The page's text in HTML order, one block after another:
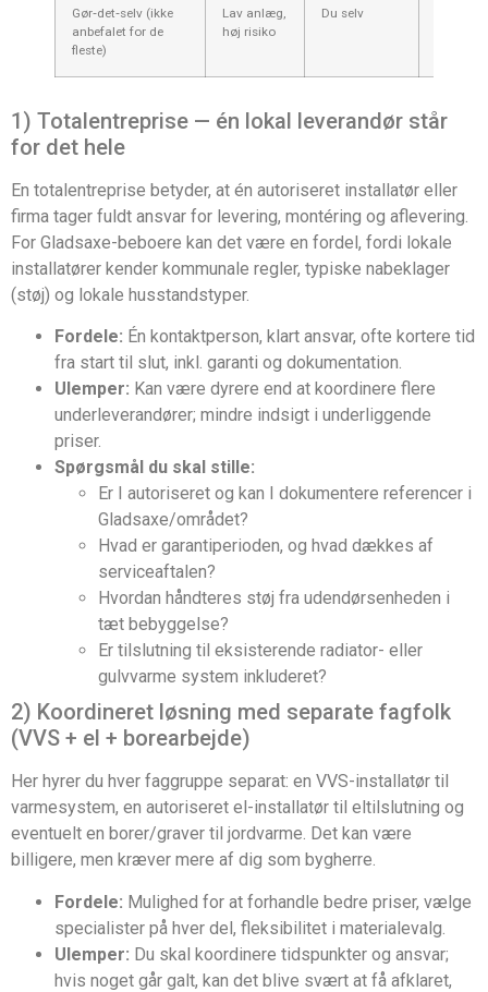
Gør‑det‑selv (ikke
anbefalet for de
fleste)
Lav anlæg,
høj risiko
Du selv
1) Totalentreprise — én lokal leverandør står
for det hele
En totalentreprise betyder, at én autoriseret installatør eller
firma tager fuldt ansvar for levering, montéring og aflevering.
For Gladsaxe-beboere kan det være en fordel, fordi lokale
installatører kender kommunale regler, typiske nabeklager
(støj) og lokale husstandstyper.
Fordele: Én kontaktperson, klart ansvar, ofte kortere tid
fra start til slut, inkl. garanti og dokumentation.
Ulemper: Kan være dyrere end at koordinere flere
underleverandører; mindre indsigt i underliggende
priser.
Spørgsmål du skal stille:
Er I autoriseret og kan I dokumentere referencer i
Gladsaxe/området?
Hvad er garantiperioden, og hvad dækkes af
serviceaftalen?
Hvordan håndteres støj fra udendørsenheden i
tæt bebyggelse?
Er tilslutning til eksisterende radiator- eller
gulvvarme system inkluderet?
2) Koordineret løsning med separate fagfolk
(VVS + el + borearbejde)
Her hyrer du hver faggruppe separat: en VVS-installatør til
varmesystem, en autoriseret el-installatør til eltilslutning og
eventuelt en borer/graver til jordvarme. Det kan være
billigere, men kræver mere af dig som bygherre.
Fordele: Mulighed for at forhandle bedre priser, vælge
specialister på hver del, fleksibilitet i materialevalg.
Ulemper: Du skal koordinere tidspunkter og ansvar;
hvis noget går galt, kan det blive svært at få afklaret,